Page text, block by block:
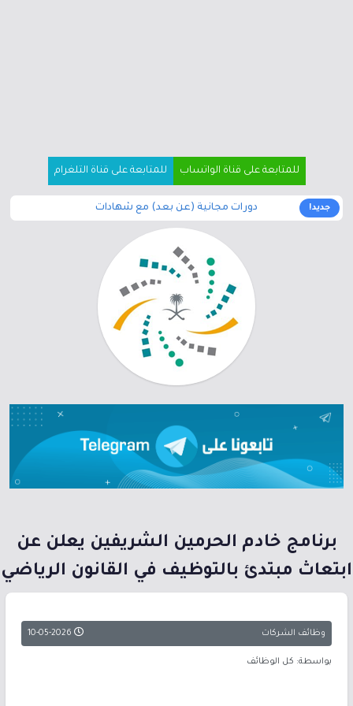
للمتابعة على قناة الواتساب للمتابعة على قناة التلغرام
جديد! دورات مجانية (عن بعد) مع شهادات
برنامج خادم الحرمين الشريفين يعلن عن
ابتعاث مبتدئ بالتوظيف في القانون الرياضي
وظائف الشركات 10-05-2026
بواسطة: كل الوظائف